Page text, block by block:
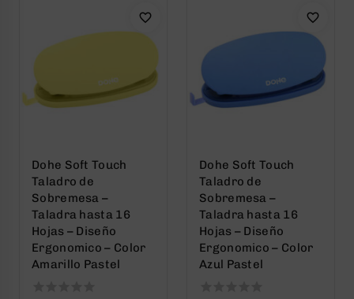
Dohe Soft Touch
Taladro de
Sobremesa –
Taladra hasta 16
Hojas – Diseño
Ergonomico – Color
Amarillo Pastel
Dohe Soft Touch
Taladro de
Sobremesa –
Taladra hasta 16
Hojas – Diseño
Ergonomico – Color
Azul Pastel